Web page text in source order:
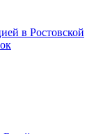
в Ростовской